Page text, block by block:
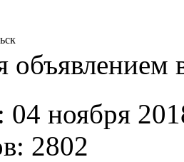
объявлением
04 ноября
2802